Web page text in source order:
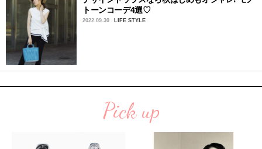
トーンコーデ4選♡
2022.09.30 LIFE STYLE
Pick up